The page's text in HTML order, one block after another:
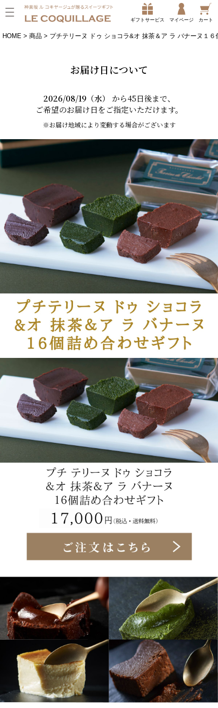
ギフトサービス マイページ カート
HOME 商品 プチテリーヌ ドゥ ショコラ&オ 抹茶＆ア ラ バナーヌ１６
お届け日について
2026/08/19（水）
から45日後まで、
ご希望のお届け日をご指定いただけます。
※お届け地域により変動する場合がございます